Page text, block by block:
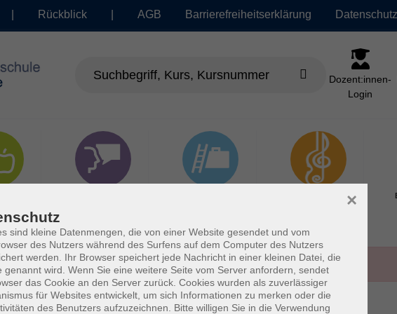
Rückblick AGB Barrierefreiheitserklärung
Dozent:innen-
Login
sind kleine Datenmengen, die von einer Website gesendet und vom
des Nutzers während des Surfens auf dem Computer des Nutzers
werden. Ihr Browser speichert jede Nachricht in einer kleinen Datei, die
genannt wird. Wenn Sie eine weitere Seite vom Server anfordern, sendet
das Cookie an den Server zurück. Cookies wurden als zuverlässiger
für Websites entwickelt, um sich Informationen zu merken oder die
des Benutzers aufzuzeichnen. Bitte willigen Sie in die Verwendung
×